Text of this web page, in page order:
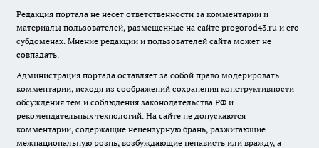
Редакция портала не несет ответственности за комментарии и
материалы пользователей, размещенные на сайте progorod43.ru и его
субдоменах. Мнение редакции и пользователей сайта может не
совпадать.
Администрация портала оставляет за собой право модерировать
комментарии, исходя из соображений сохранения конструктивности
обсуждения тем и соблюдения законодательства РФ и
рекомендательных технологий. На сайте не допускаются
комментарии, содержащие нецензурную брань, разжигающие
межнациональную рознь, возбуждающие ненависть или вражду, а